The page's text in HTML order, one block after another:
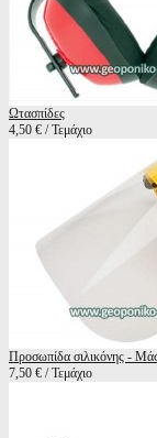
Ωτασπίδες
4,50 € / Τεμάχιο
Προσωπίδα σιλικόνης -
7,50 € / Τεμάχιο